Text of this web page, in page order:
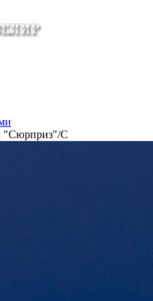
"Сюрприз"/С